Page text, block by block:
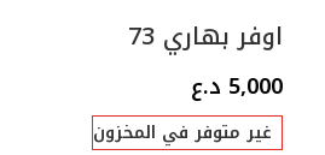
اوفر بهاري 73
5,000 د.ع
غير متوفر في المخزون